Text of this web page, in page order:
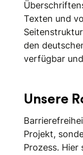
Texten und
den
verfügbar
Unsere
Projekt,
Prozess. Hier